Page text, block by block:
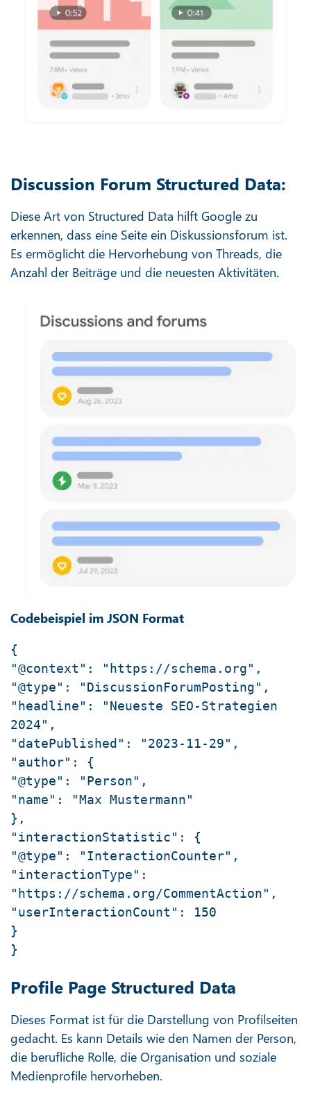
Discussion Forum Structured Data:
Diese Art von Structured Data hilft Google zu
erkennen, dass eine Seite ein Diskussionsforum ist.
Es ermöglicht die Hervorhebung von Threads, die
Anzahl der Beiträge und die neuesten Aktivitäten.
Codebeispiel im JSON Format
{
"@context": "https://schema.org",
"@type": "DiscussionForumPosting",
"headline": "Neueste SEO-Strategien
2024",
"datePublished": "2023-11-29",
"author": {
"@type": "Person",
"name": "Max Mustermann"
},
"interactionStatistic": {
"@type": "InteractionCounter",
"interactionType":
"https://schema.org/CommentAction",
"userInteractionCount": 150
}
}
Profile Page Structured Data
Dieses Format ist für die Darstellung von Profilseiten
gedacht. Es kann Details wie den Namen der Person,
die berufliche Rolle, die Organisation und soziale
Medienprofile hervorheben.